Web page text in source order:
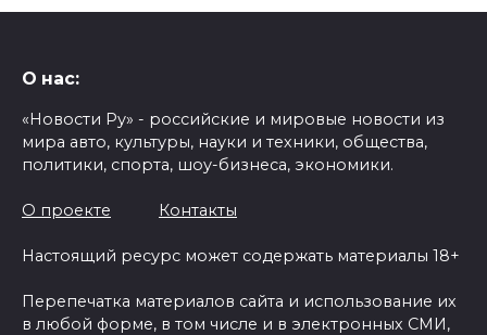
О нас:
«Новости Ру» - российские и мировые новости из
мира авто, культуры, науки и техники, общества,
политики, спорта, шоу-бизнеса, экономики.
О проекте Контакты
Настоящий ресурс может содержать материалы 18+
Перепечатка материалов сайта и использование их
в любой форме, в том числе и в электронных СМИ,